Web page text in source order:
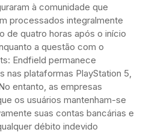
à comunidade que
processados integralmente
de quatro horas após o início
a questão com o
Endfield permanece
nas plataformas PlayStation 5,
entanto, as empresas
os usuários mantenham-se
suas contas bancárias e
débito indevido